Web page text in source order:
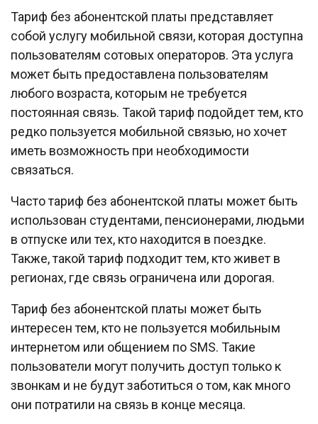
Тариф без абонентской платы представляет
собой услугу мобильной связи, которая доступна
пользователям сотовых операторов. Эта услуга
может быть предоставлена пользователям
любого возраста, которым не требуется
постоянная связь. Такой тариф подойдет тем, кто
редко пользуется мобильной связью, но хочет
иметь возможность при необходимости
связаться.
Часто тариф без абонентской платы может быть
использован студентами, пенсионерами, людьми
в отпуске или тех, кто находится в поездке.
Также, такой тариф подходит тем, кто живет в
регионах, где связь ограничена или дорогая.
Тариф без абонентской платы может быть
интересен тем, кто не пользуется мобильным
интернетом или общением по SMS. Такие
пользователи могут получить доступ только к
звонкам и не будут заботиться о том, как много
они потратили на связь в конце месяца.